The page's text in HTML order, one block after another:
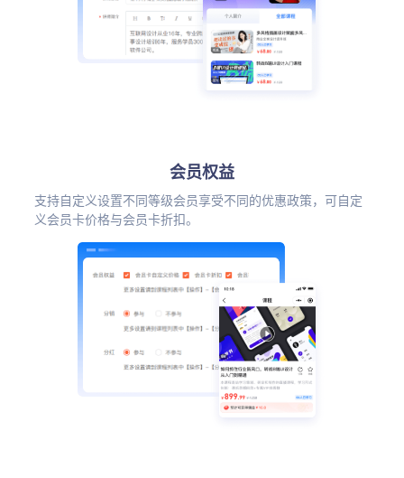
会员权益
支持自定义设置不同等级会员享受不同的优惠政策，可自定
义会员卡价格与会员卡折扣。